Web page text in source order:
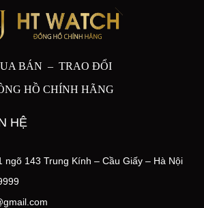
BÁN – TRAO ĐỔI
HỒ CHÍNH HÃNG
HỆ
ngõ 143 Trung Kính – Cầu Giấy – Hà Nội